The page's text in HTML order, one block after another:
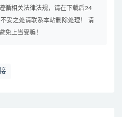
循相关法律法规，请在下载后24
妥之处请联系本站删除处理！ 请
免上当受骗！